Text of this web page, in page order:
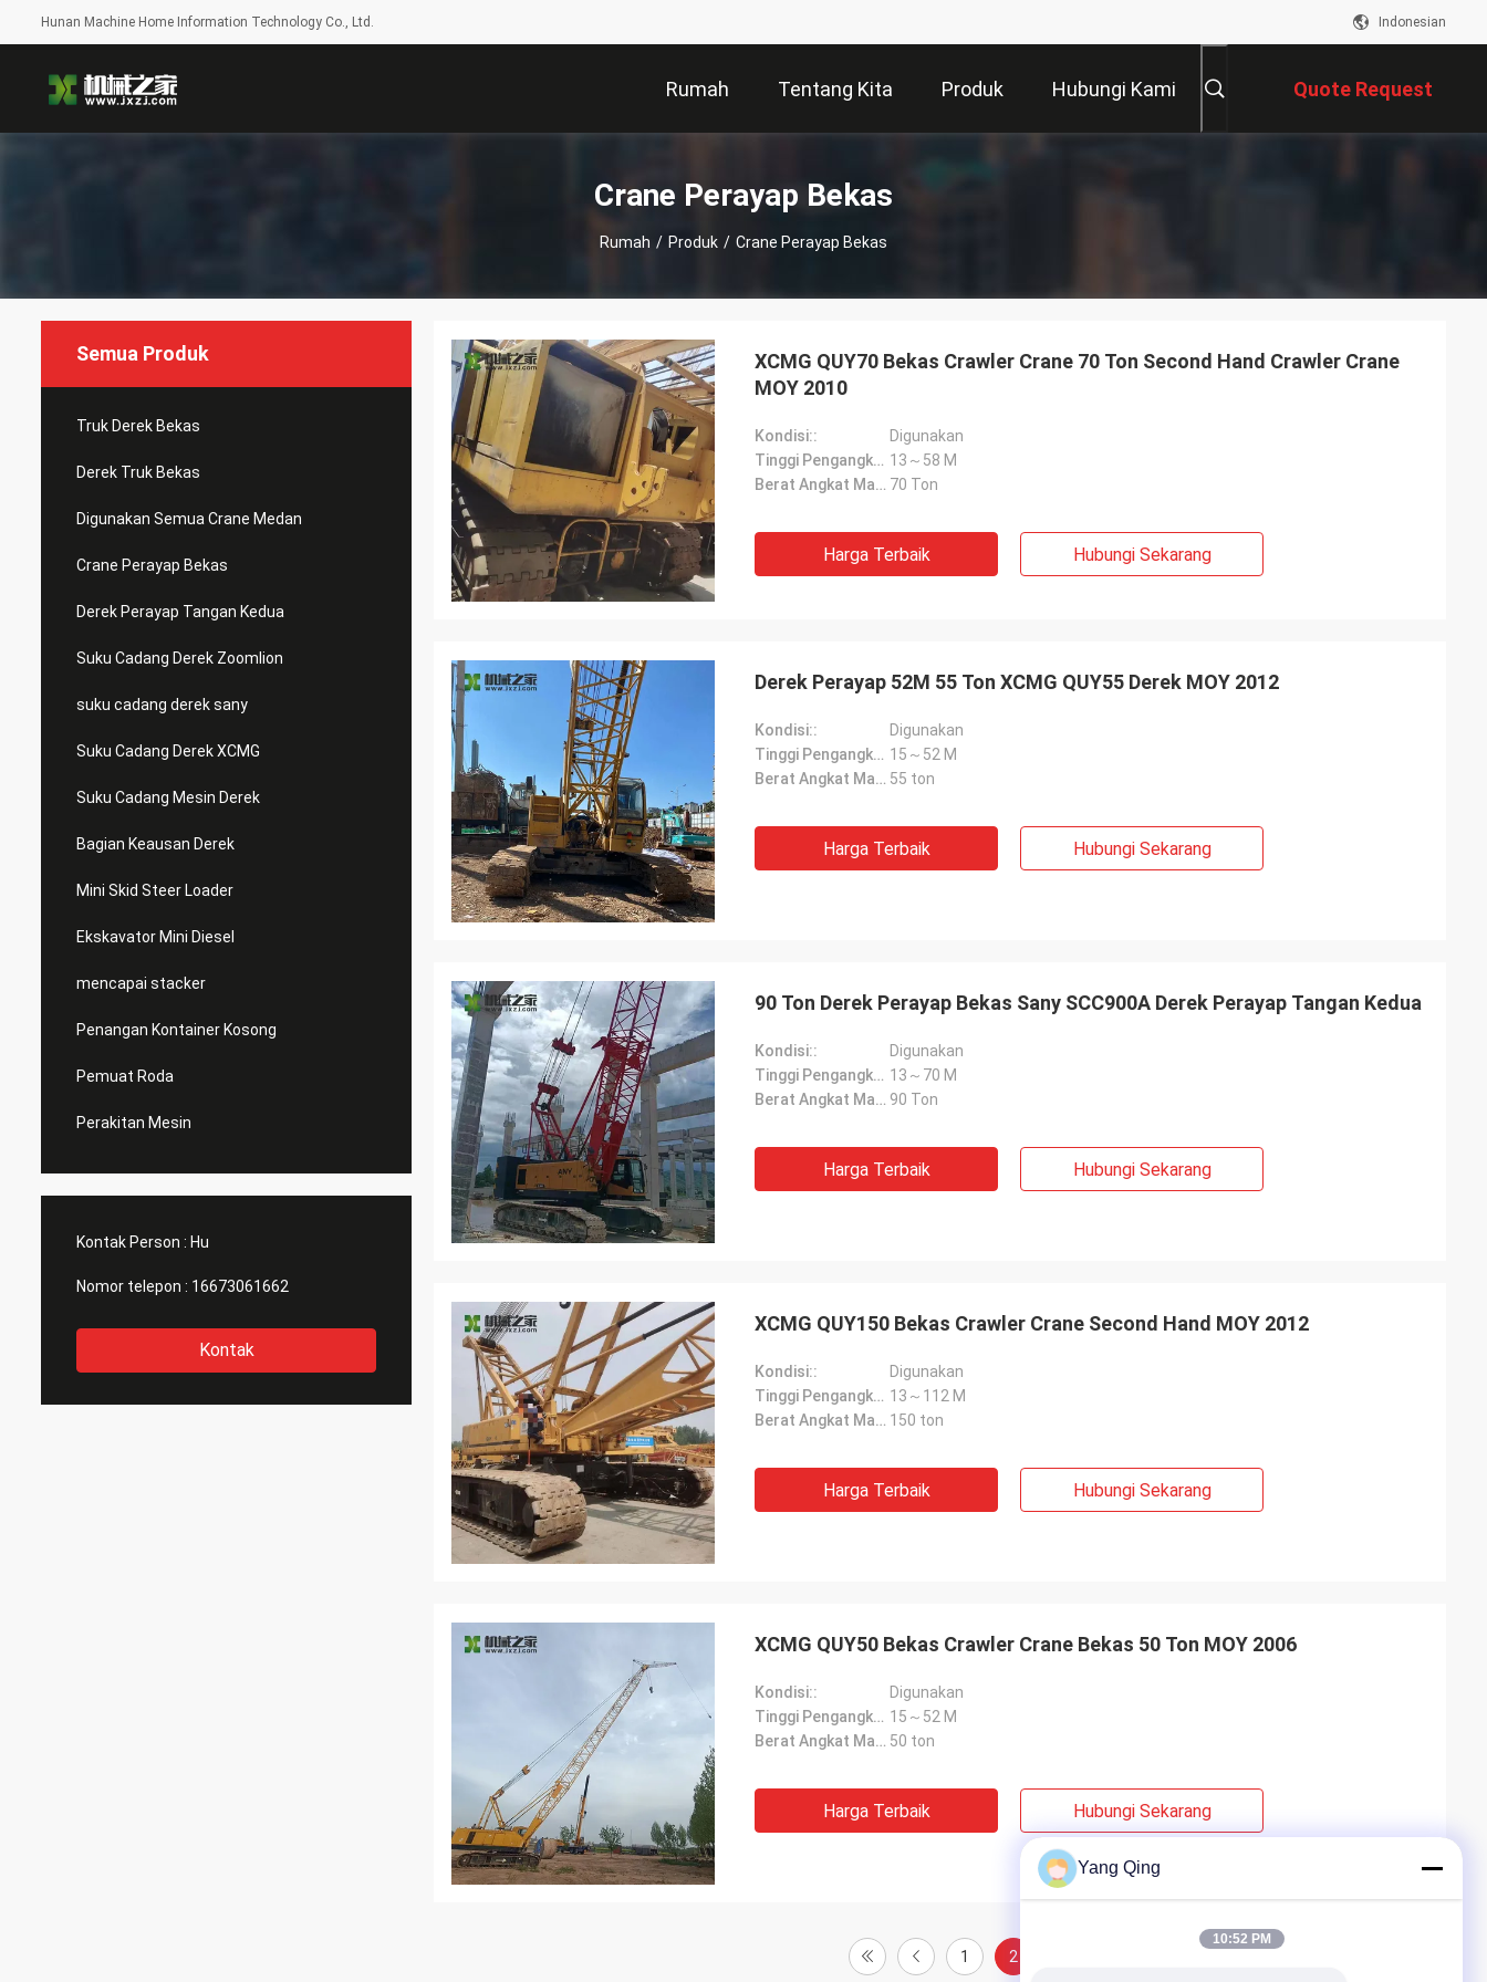
Hunan Machine Home Information Technology Co., Ltd. Indonesian
Rumah Tentang Kita Produk Hubungi Kami Quote Request
Crane Perayap Bekas
Rumah / Produk / Crane Perayap Bekas
Semua Produk
Truk Derek Bekas
Derek Truk Bekas
Digunakan Semua Crane Medan
Crane Perayap Bekas
Derek Perayap Tangan Kedua
Suku Cadang Derek Zoomlion
suku cadang derek sany
Suku Cadang Derek XCMG
Suku Cadang Mesin Derek
Bagian Keausan Derek
Mini Skid Steer Loader
Ekskavator Mini Diesel
mencapai stacker
Penangan Kontainer Kosong
Pemuat Roda
Perakitan Mesin
Kontak Person : Hu
Nomor telepon : 16673061662
Kontak
XCMG QUY70 Bekas Crawler Crane 70 Ton Second Hand Crawler Crane
MOY 2010
Kondisi::
Digunakan
Tinggi Pengangkatan Maksimum:: 13～58 M
Berat Angkat Maksimum:: 70 Ton
Harga Terbaik Hubungi Sekarang
Derek Perayap 52M 55 Ton XCMG QUY55 Derek MOY 2012
Kondisi::
Digunakan
Tinggi Pengangkatan Maksimum:: 15～52 M
Berat Angkat Maksimum:: 55 ton
Harga Terbaik Hubungi Sekarang
90 Ton Derek Perayap Bekas Sany SCC900A Derek Perayap Tangan Kedua
Kondisi::
Digunakan
Tinggi Pengangkatan Maksimum:: 13～70 M
Berat Angkat Maksimum:: 90 Ton
Harga Terbaik Hubungi Sekarang
XCMG QUY150 Bekas Crawler Crane Second Hand MOY 2012
Kondisi::
Digunakan
Tinggi Pengangkatan Maksimum:: 13～112 M
Berat Angkat Maksimum:: 150 ton
Harga Terbaik Hubungi Sekarang
XCMG QUY50 Bekas Crawler Crane Bekas 50 Ton MOY 2006
Kondisi::
Digunakan
Tinggi Pengangkatan Maksimum:: 15～52 M
Berat Angkat Maksimum:: 50 ton
Harga Terbaik Hubungi Sekarang
1 2
Yang Qing
10:52 PM